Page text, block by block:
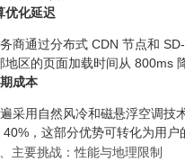
优化延迟
商通过分布式 CDN 节点和
地区的页面加载时间从 800ms
成本
采用自然风冷和磁悬浮空调
40%，这部分优势可转化为用
主要挑战：性能与地理限制